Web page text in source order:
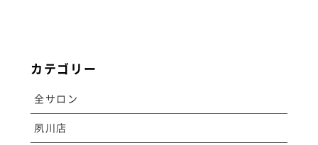
カテゴリー
全サロン
夙川店